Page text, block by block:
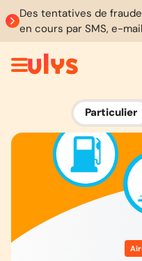
Des tentatives de
en cours par SMS, e-
Particulier